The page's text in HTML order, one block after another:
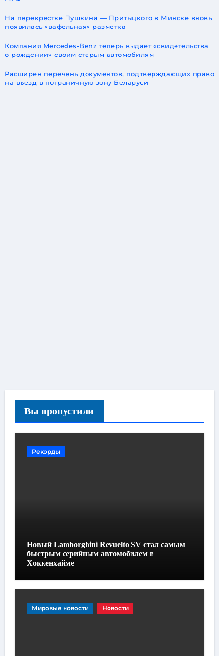
На перекрестке Пушкина — Притыцкого в Минске вновь
появилась «вафельная» разметка
Компания Mercedes-Benz теперь выдает «свидетельства
о рождении» своим старым автомобилям
Расширен перечень документов, подтверждающих право
на въезд в пограничную зону Беларуси
Вы пропустили
Рекорды
Новый Lamborghini Revuelto SV стал самым
быстрым серийным автомобилем в
Хоккенхайме
Мировые новости Новости